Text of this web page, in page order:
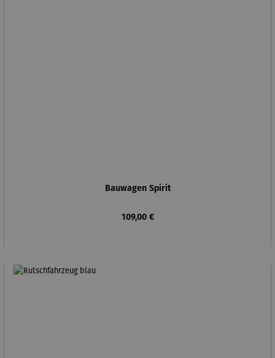
Bauwagen Spirit
Regulärer Preis:
109,00 €